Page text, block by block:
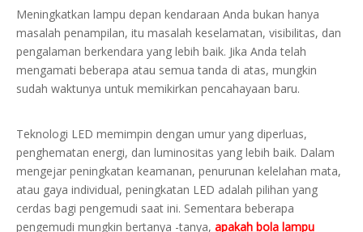
Meningkatkan lampu depan kendaraan Anda bukan hanya
masalah penampilan, itu masalah keselamatan, visibilitas, dan
pengalaman berkendara yang lebih baik. Jika Anda telah
mengamati beberapa atau semua tanda di atas, mungkin
sudah waktunya untuk memikirkan pencahayaan baru.
Teknologi LED memimpin dengan umur yang diperluas,
penghematan energi, dan luminositas yang lebih baik. Dalam
mengejar peningkatan keamanan, penurunan kelelahan mata,
atau gaya individual, peningkatan LED adalah pilihan yang
cerdas bagi pengemudi saat ini. Sementara beberapa
pengemudi mungkin bertanya -tanya, apakah bola lampu